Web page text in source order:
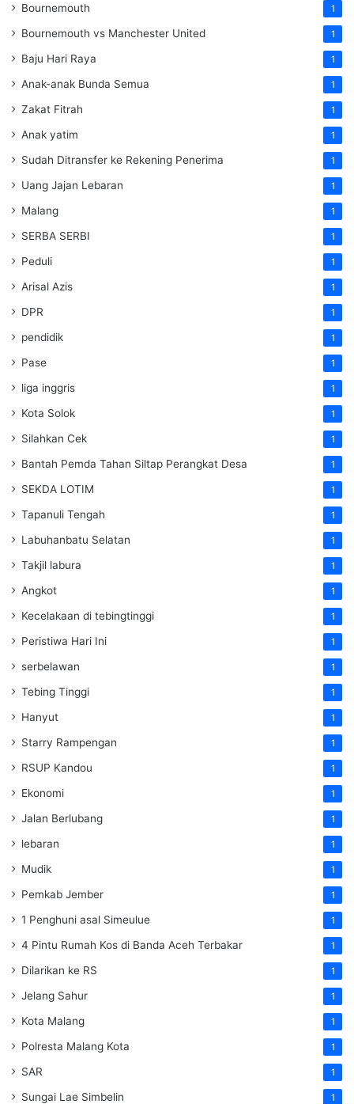
Bournemouth 1
Bournemouth vs Manchester United 1
Baju Hari Raya 1
Anak-anak Bunda Semua 1
Zakat Fitrah 1
Anak yatim 1
Sudah Ditransfer ke Rekening Penerima 1
Uang Jajan Lebaran 1
Malang 1
SERBA SERBI 1
Peduli 1
Arisal Azis 1
DPR 1
pendidik 1
Pase 1
liga inggris 1
Kota Solok 1
Silahkan Cek 1
Bantah Pemda Tahan Siltap Perangkat Desa 1
SEKDA LOTIM 1
Tapanuli Tengah 1
Labuhanbatu Selatan 1
Takjil labura 1
Angkot 1
Kecelakaan di tebingtinggi 1
Peristiwa Hari Ini 1
serbelawan 1
Tebing Tinggi 1
Hanyut 1
Starry Rampengan 1
RSUP Kandou 1
Ekonomi 1
Jalan Berlubang 1
lebaran 1
Mudik 1
Pemkab Jember 1
1 Penghuni asal Simeulue 1
4 Pintu Rumah Kos di Banda Aceh Terbakar 1
Dilarikan ke RS 1
Jelang Sahur 1
Kota Malang 1
Polresta Malang Kota 1
SAR 1
Sungai Lae Simbelin 1